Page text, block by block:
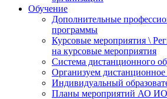
Обучение
Дополнительные
программы
Курсовые мероприятия \
на курсовые мероприятия
Система дистанционного
Организуем дистанционное
Индивидуальный
Планы мероприятий АО